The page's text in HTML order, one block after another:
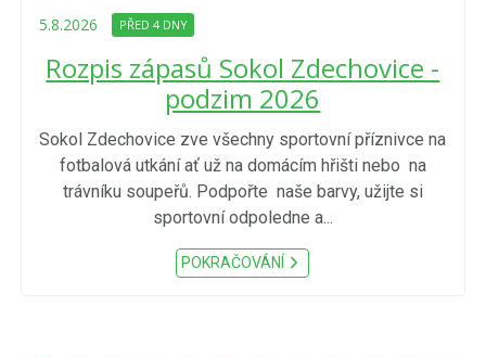
5.8.2026 PŘED 4 DNY
Rozpis zápasů Sokol Zdechovice -
podzim 2026
Sokol Zdechovice zve všechny sportovní příznivce na
fotbalová utkání ať už na domácím hřišti nebo na
trávníku soupeřů. Podpořte naše barvy, užijte si
sportovní odpoledne a...
POKRAČOVÁNÍ